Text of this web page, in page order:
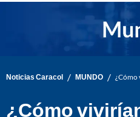
Noticias Caracol / MUNDO / ¿Cómo
¿Cómo